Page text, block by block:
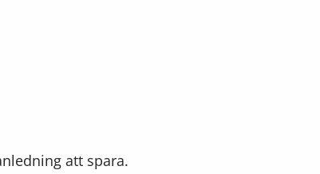
att spara.